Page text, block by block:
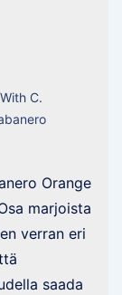
C.
Orange
marjoista
verran eri
saada